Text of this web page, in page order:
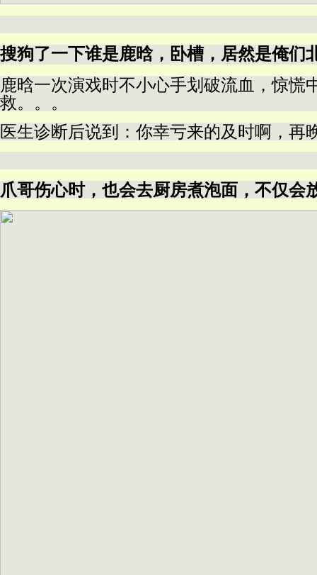
搜狗了一下谁是鹿晗，卧槽，居然是俺们
鹿晗一次演戏时不小心手划破流血，惊
救。。。
医生诊断后说到：你幸亏来的及时啊，再
爪哥伤心时，也会去厨房煮泡面，不仅